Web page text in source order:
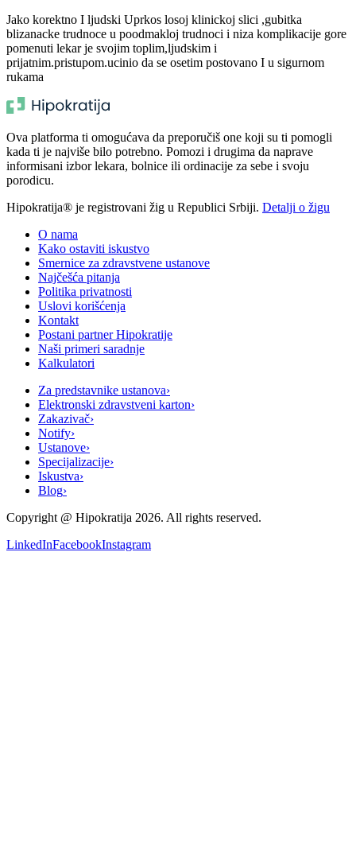
Jako korektno I ljudski Uprkos losoj klinickoj slici ,gubitka
blizanacke trudnoce u poodmakloj trudnoci i niza komplikacije gore
pomenuti lekar je svojim toplim,ljudskim i
prijatnim.pristupom.ucinio da se osetim postovano I u sigurnom
rukama
Ova platforma ti omogućava da preporučiš one koji su ti pomogli
kada ti je najviše bilo potrebno. Pomozi i drugima da naprave
informisani izbor lekara, bolnice ili ordinacije za sebe i svoju
porodicu.
Hipokratija® je registrovani žig u Republici Srbiji. Detalji o žigu
O nama
Kako ostaviti iskustvo
Smernice za zdravstvene ustanove
Najčešća pitanja
Politika privatnosti
Uslovi korišćenja
Kontakt
Postani partner Hipokratije
Naši primeri saradnje
Kalkulatori
Za predstavnike ustanova›
Elektronski zdravstveni karton›
Zakazivač›
Notify›
Ustanove›
Specijalizacije›
Iskustva›
Blog›
Copyright @ Hipokratija 2026. All rights reserved.
LinkedInFacebookInstagram